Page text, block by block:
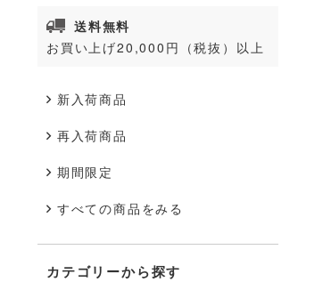
送料無料
お買い上げ20,000円（税抜）以上
新入荷商品
再入荷商品
期間限定
すべての商品をみる
カテゴリーから探す